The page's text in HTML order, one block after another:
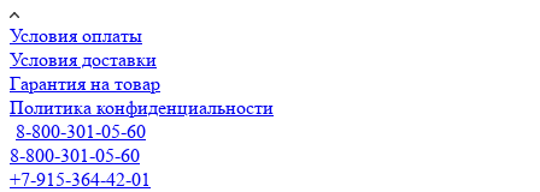
Условия оплаты
Условия доставки
Гарантия на товар
Политика конфиденциальности
8-800-301-05-60
8-800-301-05-60
+7-915-364-42-01